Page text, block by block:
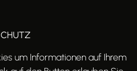
auf eine umfassende
perfekt auf deine
um Informationen auf Ihrem